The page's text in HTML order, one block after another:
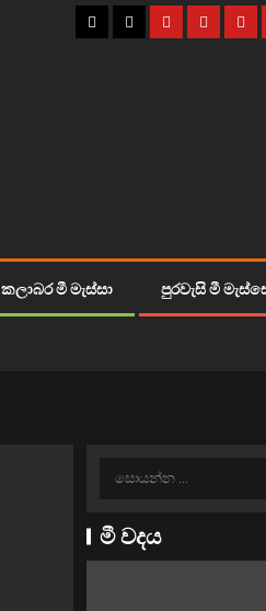
කලාබර මී මැස්සා පුරවැසි මී
මී වදය